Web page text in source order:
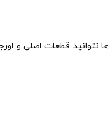
قطعات اصلی و